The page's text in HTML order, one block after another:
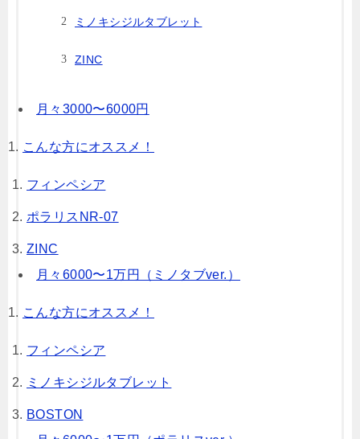
ミノキシジルタブレット
ZINC
月々3000〜6000円
こんな方にオススメ！
フィンペシア
ポラリスNR-07
ZINC
月々6000〜1万円（ミノタブver.）
こんな方にオススメ！
フィンペシア
ミノキシジルタブレット
BOSTON